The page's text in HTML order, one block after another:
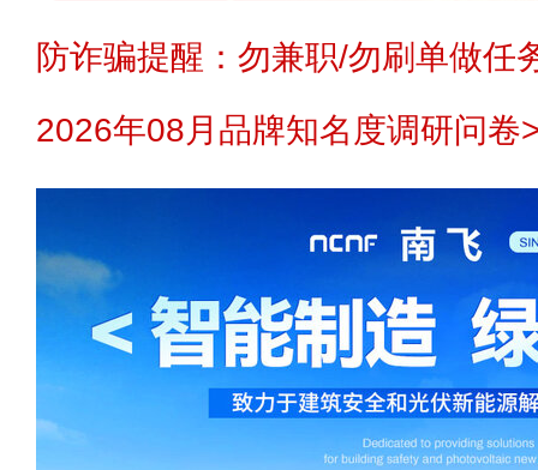
防诈骗提醒：勿兼职/勿刷单做任
2026年08月品牌知名度调研问卷